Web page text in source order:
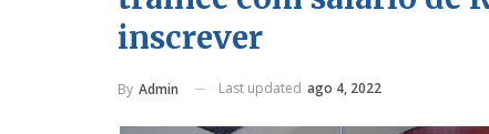
inscrever
By Admin Last updated ago 4, 2022